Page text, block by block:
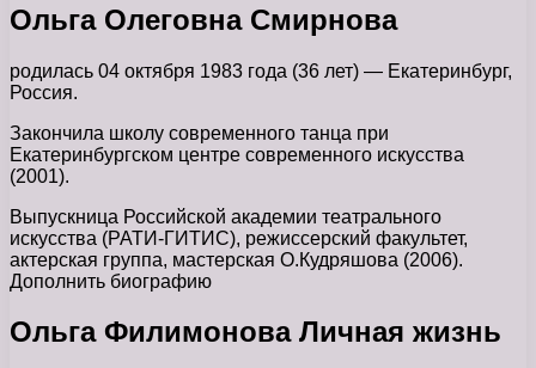
Ольга Олеговна Смирнова
родилась 04 октября 1983 года (36 лет) — Екатеринбург,
Россия.
Закончила школу современного танца при
Екатеринбургском центре современного искусства
(2001).
Выпускница Российской академии театрального
искусства (РАТИ-ГИТИС), режиссерский факультет,
актерская группа, мастерская О.Кудряшова (2006).
Дополнить биографию
Ольга Филимонова Личная жизнь